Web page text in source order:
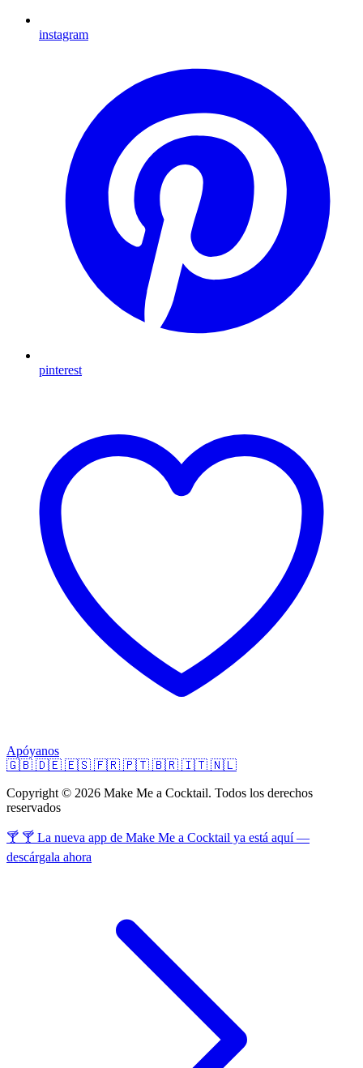
instagram
pinterest
Apóyanos
🇬🇧 🇩🇪 🇪🇸 🇫🇷 🇵🇹 🇧🇷 🇮🇹 🇳🇱
Copyright © 2026 Make Me a Cocktail. Todos los derechos
reservados
🍸 🍸 La nueva app de Make Me a Cocktail ya está aquí —
descárgala ahora